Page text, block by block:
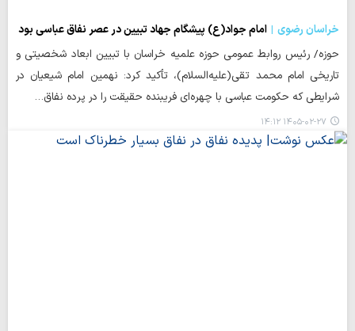
خراسان رضوی
امام جواد(ع) پیشگام جهاد تبیین در عصر نفاق عباسی بود
حوزه/ رئیس روابط عمومی حوزه علمیه خراسان با تبیین ابعاد شخصیتی و
تاریخی امام محمد تقی(علیه‌السلام)، تأکید کرد: نهمین امام شیعیان در
شرایطی که حکومت عباسی با چهره‌ای فریبنده حقیقت را در پرده نفاق…
۱۴۰۵-۰۲-۲۷ ۱۴:۱۲